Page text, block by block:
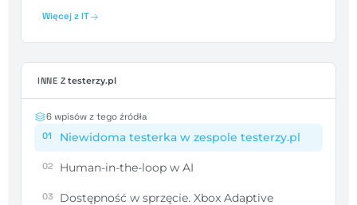
Więcej z IT
INNE Ztesterzy.pl
6 wpisów z tego źródła
01
Niewidoma testerka w zespole testerzy.pl
02 Human-in-the-loop w AI
03
Dostępność w sprzęcie. Xbox Adaptive